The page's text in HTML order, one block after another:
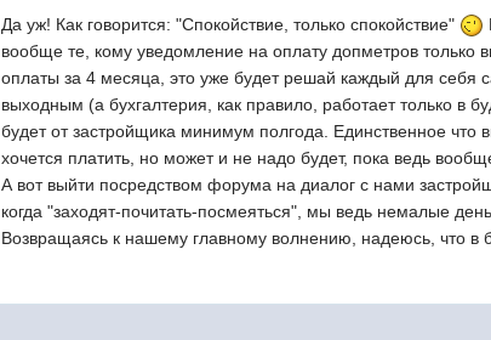
Да уж! Как говорится: "Спокойствие, только спокойствие"
вообще те, кому уведомление на оплату допметров только
оплаты за 4 месяца, это уже будет решай каждый для себя
выходным (а бухгалтерия, как правило, работает только в
будет от застройщика минимум полгода. Единственное что
хочется платить, но может и не надо будет, пока ведь
А вот выйти посредством форума на диалог с нами
когда "заходят-почитать-посмеяться", мы ведь немалые
Возвращаясь к нашему главному волнению, надеюсь, что